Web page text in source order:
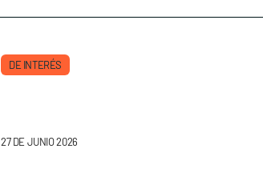
DE INTERÉS
27 DE JUNIO 2026